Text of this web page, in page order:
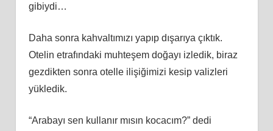
gibiydi…
Daha sonra kahvaltımızı yapıp dışarıya çıktık.
Otelin etrafındaki muhteşem doğayı izledik, biraz
gezdikten sonra otelle ilişiğimizi kesip valizleri
yükledik.
“Arabayı sen kullanır mısın kocacım?” dedi